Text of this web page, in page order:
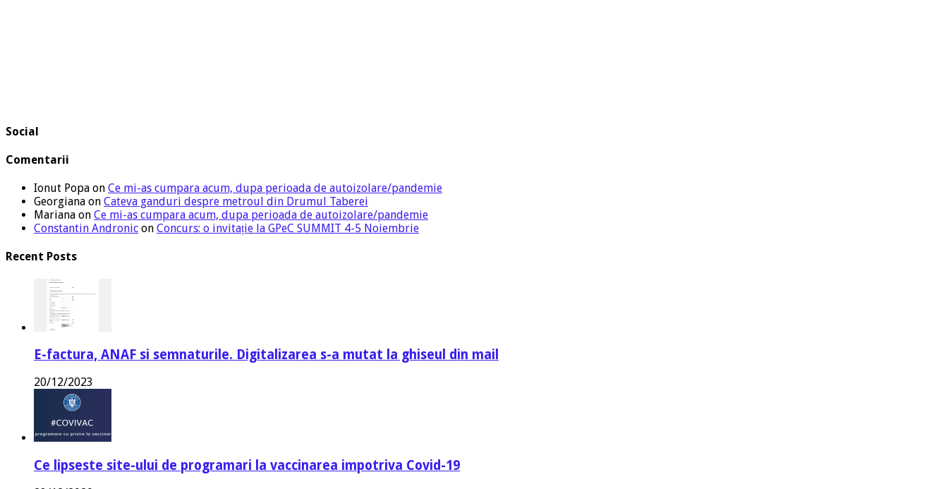
Social
Comentarii
Ionut Popa on Ce mi-as cumpara acum, dupa perioada de autoizolare/pandemie
Georgiana on Cateva ganduri despre metroul din Drumul Taberei
Mariana on Ce mi-as cumpara acum, dupa perioada de autoizolare/pandemie
Constantin Andronic on Concurs: o invitație la GPeC SUMMIT 4-5 Noiembrie
Recent Posts
E-factura, ANAF si semnaturile. Digitalizarea s-a mutat la ghiseul din mail
20/12/2023
Ce lipseste site-ului de programari la vaccinarea impotriva Covid-19